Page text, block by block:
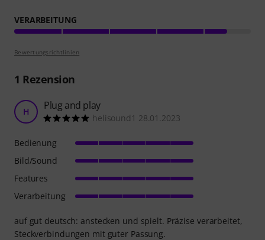
VERARBEITUNG
Bewertungsrichtlinien
1 Rezension
H Plug and play
helisound1 28.01.2023
auf gut deutsch: anstecken und spielt. Präzise verarbeitet,
Steckverbindungen mit guter Passung.
Bedienung
Bild/Sound
Features
Verarbeitung